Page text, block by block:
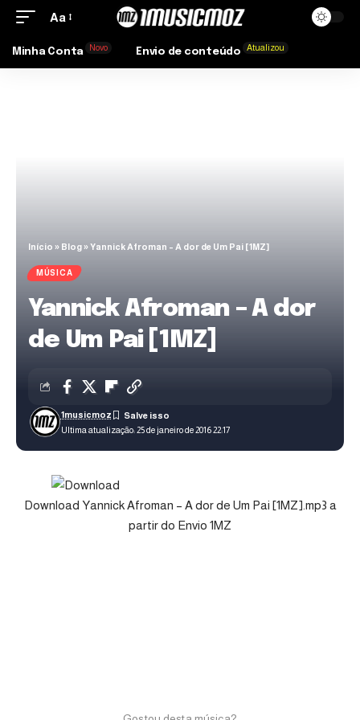
Aa
Minha Conta Novo Envio de conteúdo Atualizou
Início » Blog»Yannick Afroman – A dor de Um Pai [1MZ]
MÚSICA
Yannick Afroman – A dor
de Um Pai [1MZ]
Ultima atualização: 25 de janeiro de 2016 22:17
1musicmoz
Download Yannick Afroman – A dor de Um Pai [1MZ].mp3 a
partir do Envio 1MZ